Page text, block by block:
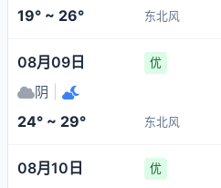
19° ~ 26° 东北风
08月09日 优
阴
24° ~ 29° 东北风
08月10日 优